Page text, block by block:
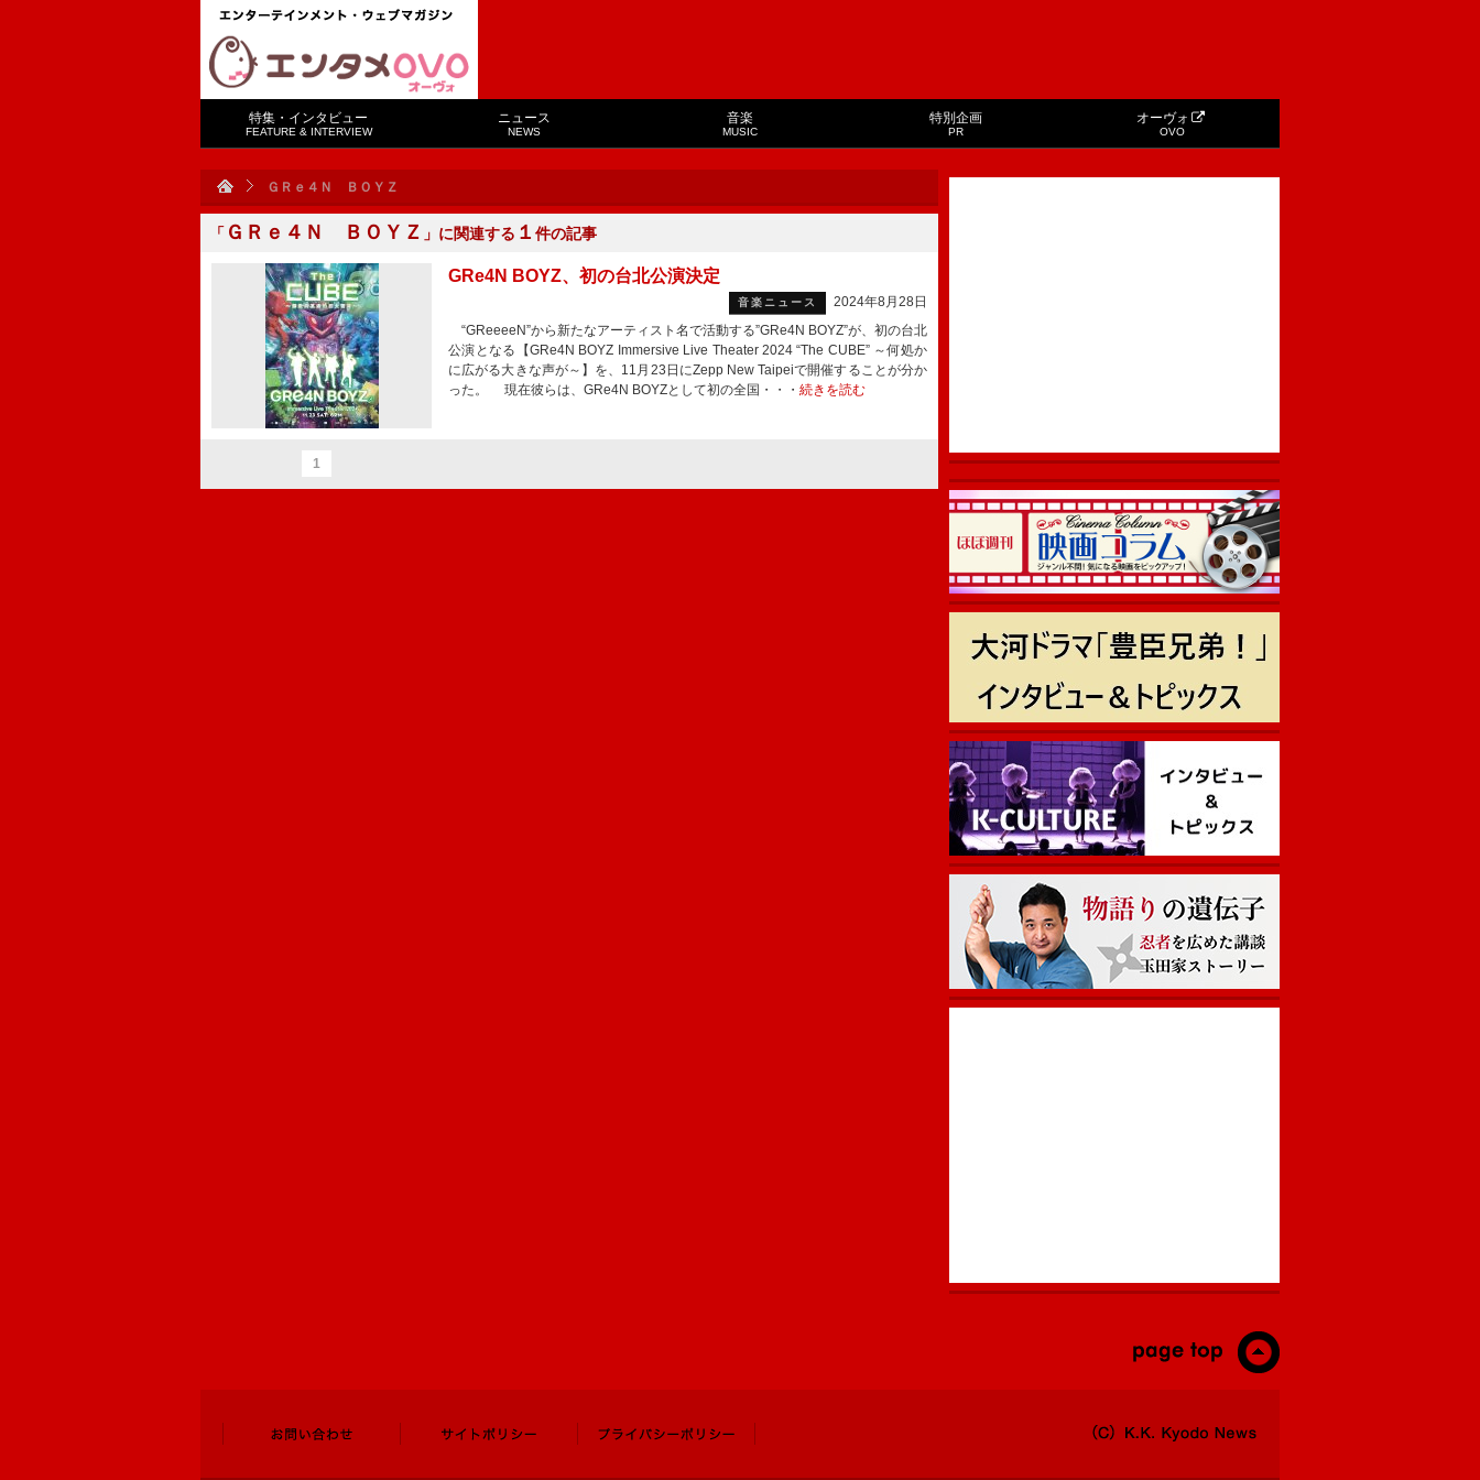
特集・インタビュー
FEATURE & INTERVIEW
ニュース
NEWS
音楽
MUSIC
特別企画
PR
オーヴォ
OVO
ＧＲｅ４Ｎ ＢＯＹＺ
「 ＧＲｅ４Ｎ ＢＯＹＺ 」に関連する １ 件の記事
GRe4N BOYZ、初の台北公演決定
音楽ニュース
2024年8月28日
“GReeeeN”から新たなアーティスト名で活動する”GRe4N BOYZ”が、初の台北
公演となる【GRe4N BOYZ Immersive Live Theater 2024 “The CUBE” ～何処か
に広がる大きな声が～】を、11月23日にZepp New Taipeiで開催することが分か
った。 現在彼らは、GRe4N BOYZとして初の全国・・・ 続きを読む
1